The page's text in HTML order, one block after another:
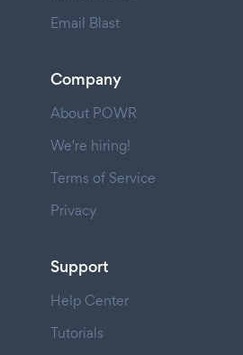
Email Blast
Company
About POWR
We're hiring!
Terms of Service
Privacy
Support
Help Center
Tutorials